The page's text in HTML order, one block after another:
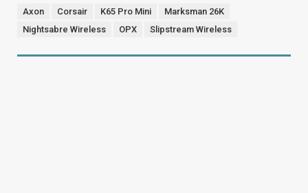
Axon Corsair K65 Pro Mini
Marksman 26K
Nightsabre Wireless
OPX Slipstream Wireless